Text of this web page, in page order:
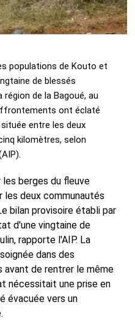
populations de Kouto et
de blessés
région de la Bagoué, au
ont éclaté
entre les deux
kilomètres, selon
les berges du fleuve
les deux communautés
bilan provisoire établi par
d'une vingtaine de
rapporte l'AIP. La
dans des
de rentrer le même
nécessitait une prise en
évacuée vers un